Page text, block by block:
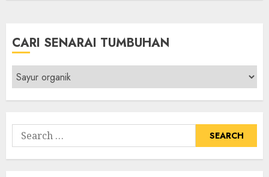
CARI SENARAI TUMBUHAN
Cari
Senarai
Tumbuhan
Search
for: